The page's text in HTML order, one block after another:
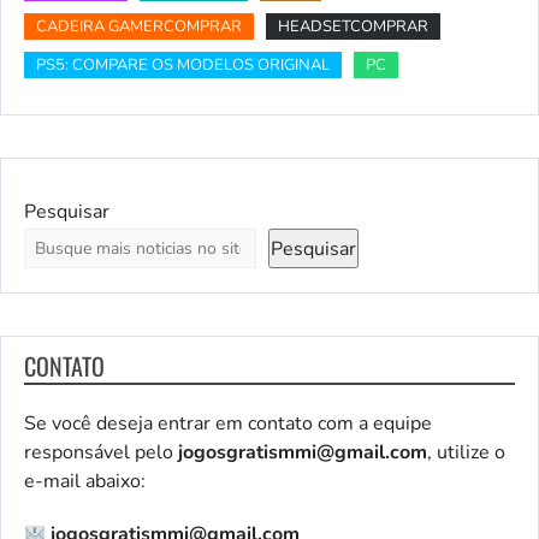
CADEIRA GAMERCOMPRAR
HEADSETCOMPRAR
PS5: COMPARE OS MODELOS ORIGINAL
PC
Pesquisar
Pesquisar
CONTATO
Se você deseja entrar em contato com a equipe
responsável pelo jogosgratismmi@gmail.com, utilize o
e-mail abaixo: